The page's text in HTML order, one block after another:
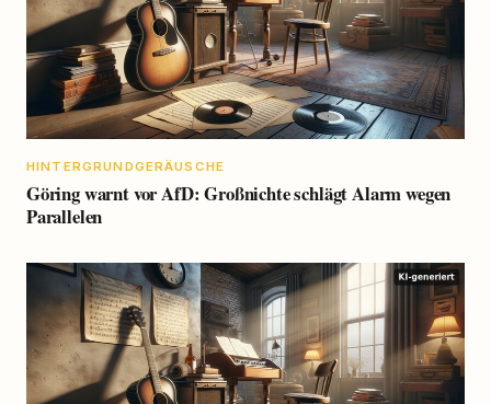
HINTERGRUNDGERÄUSCHE
Göring warnt vor AfD: Großnichte schlägt Alarm wegen
Parallelen